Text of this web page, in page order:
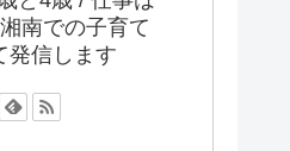
南での子育て
発信します